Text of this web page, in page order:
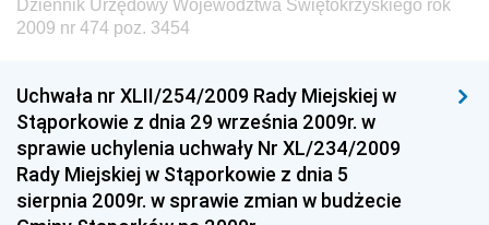
Dziennik Urzędowy Ministra Gospodarki Morskiej i
Żeglugi Śródlądowej
Dziennik Urzędowy Ministra Finansów
Dziennik Urzędowy Ministra Sprawiedliwości
Dziennik Urzędowy Ministra Rozwoju i Finansów
Dziennik Urzędowy Województwa Świętokrzyskiego rok
2009 nr 474 poz. 3454
Uchwała nr XLII/254/2009 Rady Miejskiej w
Stąporkowie z dnia 29 września 2009r. w
sprawie uchylenia uchwały Nr XL/234/2009
Rady Miejskiej w Stąporkowie z dnia 5
sierpnia 2009r. w sprawie zmian w budżecie